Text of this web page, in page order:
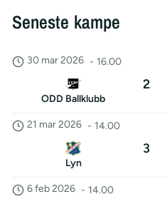
Seneste kampe
30 mar 2026 - 16.00
ODD Ballklubb
2
21 mar 2026 - 14.00
Lyn
3
6 feb 2026 - 14.00